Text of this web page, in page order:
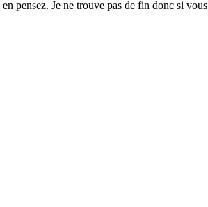
pensez. Je ne trouve pas de fin donc si